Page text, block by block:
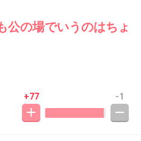
公の場でいうのはちょ
+77 -1